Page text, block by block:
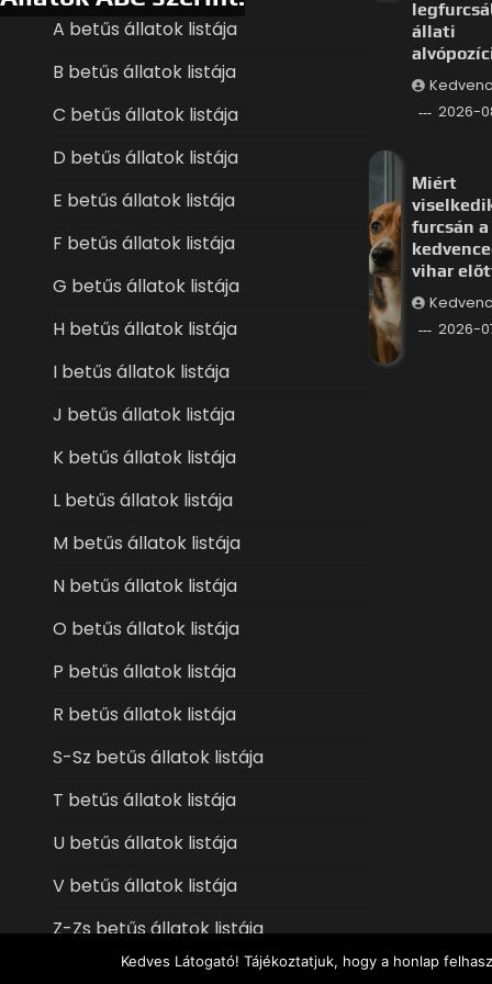
A betűs állatok listája
B betűs állatok listája
C betűs állatok listája
D betűs állatok listája
E betűs állatok listája
F betűs állatok listája
G betűs állatok listája
H betűs állatok listája
I betűs állatok listája
J betűs állatok listája
K betűs állatok listája
L betűs állatok listája
M betűs állatok listája
N betűs állatok listája
O betűs állatok listája
P betűs állatok listája
R betűs állatok listája
S-Sz betűs állatok listája
T betűs állatok listája
U betűs állatok listája
V betűs állatok listája
Z-Zs betűs állatok listája
állati
2026-
Miért
furcsán a
vihar
2026-
Kedves Látogató! Tájékoztatjuk, hogy a honlap